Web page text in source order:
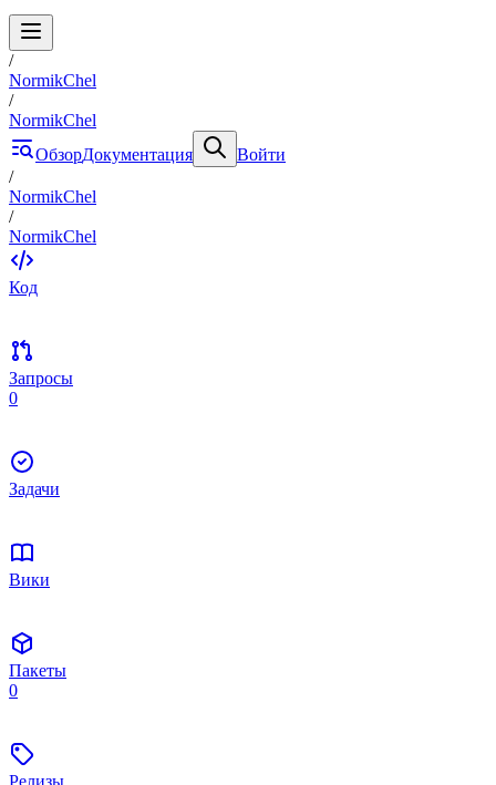
/
NormikChel
/
NormikChel
ОбзорДокументация
Войти
/
NormikChel
/
NormikChel
Код
Запросы
0
Задачи
Вики
Пакеты
0
Релизы